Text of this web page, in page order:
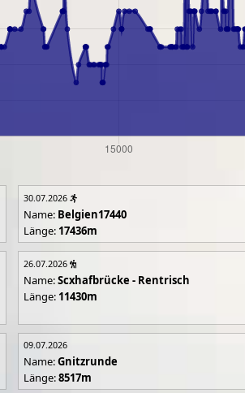
30.07.2026
Name: Belgien17440
Länge: 17436m
26.07.2026
Name:Scxhafbrücke - Rentrisch
Länge: 11430m
09.07.2026
Name:Gnitzrunde
Länge:8517m